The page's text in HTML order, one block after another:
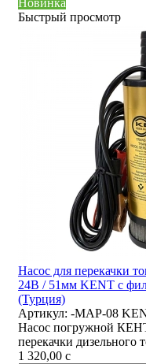
Новинка
Быстрый просмотр
Насос для перекачки
24В / 51мм KENT с
(Турция)
Артикул: -MAP-08
Насос погружной
перекачки дизельного
1 320,00 c